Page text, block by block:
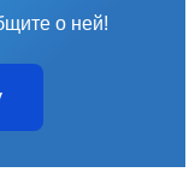
о ней!